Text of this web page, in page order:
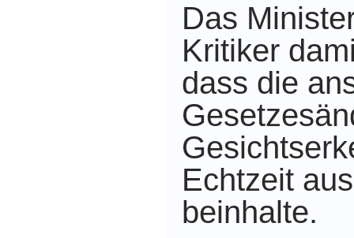
Das
Kritiker
dass die
Echtzeit
beinhalte.